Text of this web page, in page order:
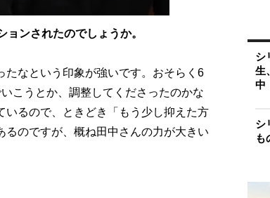
ンされたのでしょうか。
たなという印象が強いです。おそらく6
こうとか、調整してくださったのかな
いるので、ときどき「もう少し抑えた方
のですが、概ね田中さんの力が大きい
シ
生
中
シ
も